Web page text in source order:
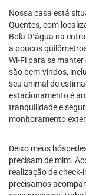
Nossa casa está
Quentes, com
Bola D´água na
a poucos
Wi-Fi para se
são bem-vindos,
seu animal de
estacionamento é
tranquilidade e
monitoramento
Deixo meus
precisam de mim.
realização de
precisamos